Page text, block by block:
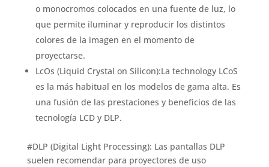
o monocromos colocados en una fuente de luz, lo
que permite iluminar y reproducir los distintos
colores de la imagen en el momento de
proyectarse.
LcOs (Liquid Crystal on Silicon):La technology LCoS
es la más habitual en los modelos de gama alta. Es
una fusión de las prestaciones y beneficios de las
tecnología LCD y DLP.
#DLP (Digital Light Processing): Las pantallas DLP
suelen recomendar para proyectores de uso